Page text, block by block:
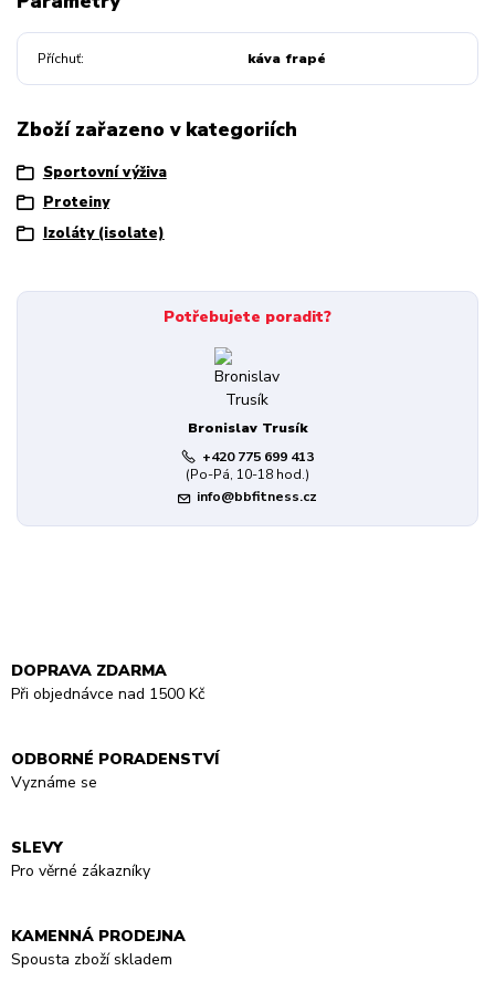
Příchuť káva frapé
Zboží zařazeno v kategoriích
Sportovní výživa
Proteiny
Izoláty (isolate)
Potřebujete poradit?
Bronislav Trusík
+420 775 699 413
(Po-Pá, 10-18 hod.)
info@bbfitness.cz
DOPRAVA ZDARMA
Při objednávce nad 1500 Kč
ODBORNÉ PORADENSTVÍ
Vyznáme se
SLEVY
Pro věrné zákazníky
KAMENNÁ PRODEJNA
Spousta zboží skladem